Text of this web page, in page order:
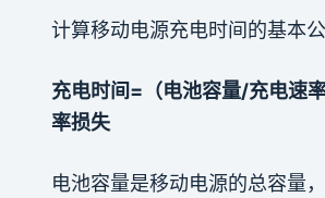
计算移动电源充电时间的基本公
充电时间=（电池容量/充电速
率损失
电池容量是移动电源的总容量